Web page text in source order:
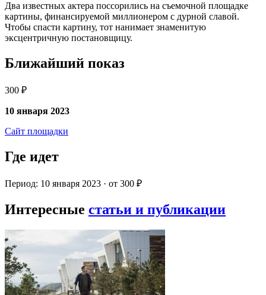
Два известных актера поссорились на съемочной площадке
картины, финансируемой миллионером с дурной славой.
Чтобы спасти картину, тот нанимает знаменитую
эксцентричную постановщицу.
Ближайший показ
300 ₽
10 января 2023
Сайт площадки
Где идет
Период: 10 января 2023 · от 300 ₽
Интересные статьи и публикации